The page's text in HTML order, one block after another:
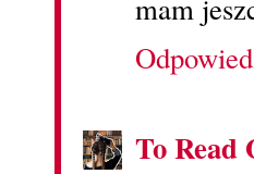
mam
To Read